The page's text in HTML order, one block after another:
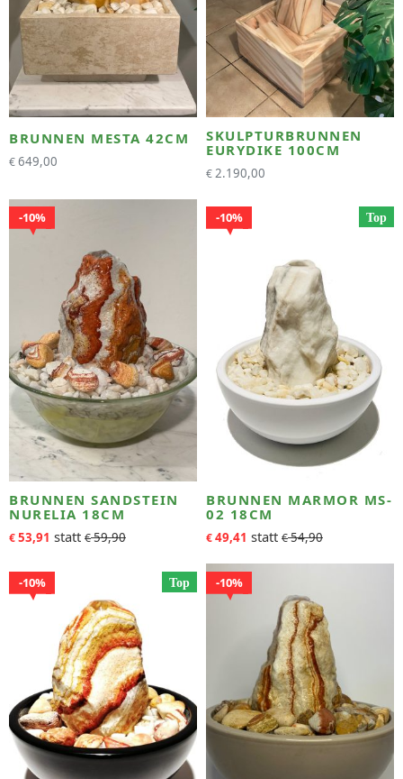
BRUNNEN MESTA 42CM
€649,00
SKULPTURBRUNNEN
EURYDIKE 100CM
€2.190,00
10%
BRUNNEN SANDSTEIN
NURELIA 18CM
€53,91 €59,90
Top
10%
BRUNNEN MARMOR MS-
02 18CM
€49,41 €54,90
Top
10% 10%